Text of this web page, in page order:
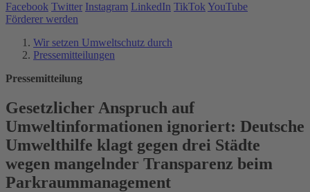
Facebook Twitter Instagram LinkedIn TikTok YouTube
Förderer werden
Wir setzen Umweltschutz durch
Pressemitteilungen
Pressemitteilung
Gesetzlicher Anspruch auf
Umweltinformationen ignoriert: Deutsche
Umwelthilfe klagt gegen drei Städte
wegen mangelnder Transparenz beim
Parkraummanagement